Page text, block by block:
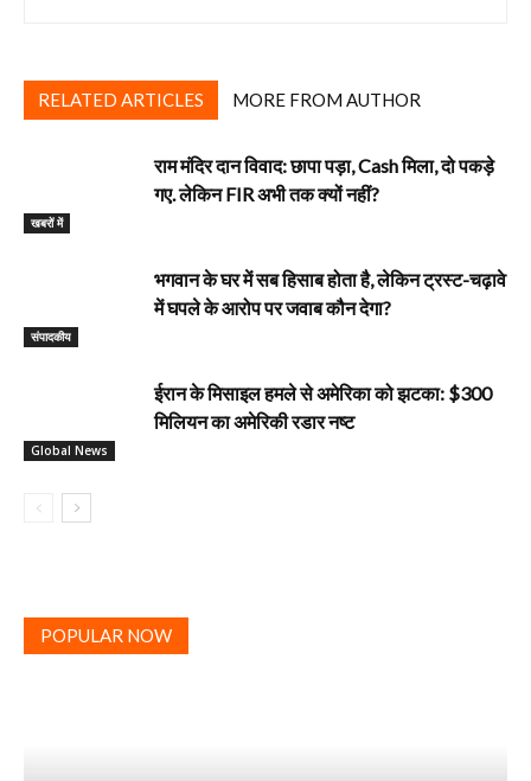
RELATED ARTICLES MORE FROM AUTHOR
खबरों में
राम मंदिर दान विवाद: छापा पड़ा, Cash मिला, दो पकड़े
गए. लेकिन FIR अभी तक क्यों नहीं?
‎संपादकीय
भगवान के घर में सब हिसाब होता है, लेकिन ट्रस्ट-चढ़ावे
में घपले के आरोप पर जवाब कौन देगा?
Global News
ईरान के मिसाइल हमले से अमेरिका को झटका: $300
मिलियन का अमेरिकी रडार नष्ट
POPULAR NOW